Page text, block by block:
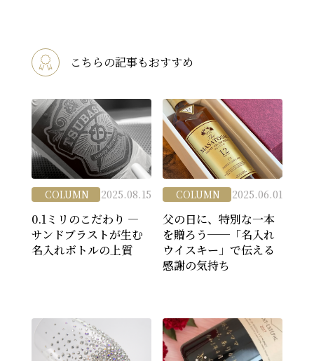
こちらの記事もおすすめ
COLUMN 2025.08.15
0.1ミリのこだわり ―
サンドブラストが生む
名入れボトルの上質
COLUMN 2025.06.01
父の日に、特別な一本
を贈ろう──「名入れ
ウイスキー」で伝える
感謝の気持ち